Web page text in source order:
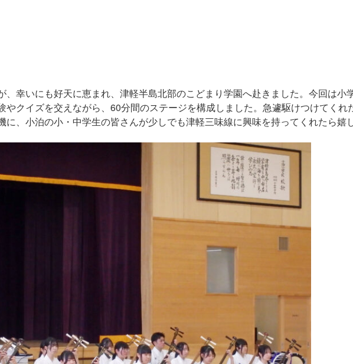
、幸いにも好天に恵まれ、津軽半島北部のこどまり学園へ赴きました。今回は小
やクイズを交えながら、60分間のステージを構成しました。急遽駆けつけてく
、小泊の小・中学生の皆さんが少しでも津軽三味線に興味を持ってくれたら嬉